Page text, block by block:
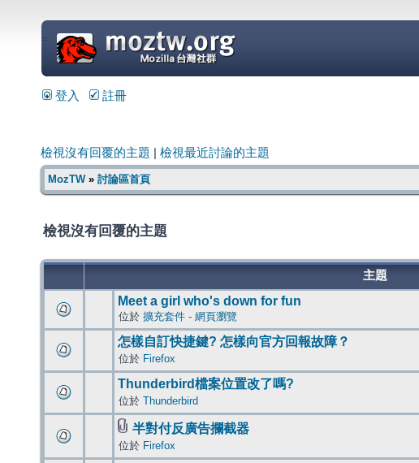
=
登入 註冊
檢視沒有回覆的主題 檢視最近討論的主題
MozTW» 討論區首頁
檢視沒有回覆的主題
主題
Meet a girl who's down for fun
位於 擴充套件 - 網頁瀏覽
怎樣自訂快捷鍵? 怎樣向官方回報故障？
位於 Firefox
Thunderbird檔案位置改了嗎?
位於 Thunderbird
半對付反廣告攔截器
位於 Firefox